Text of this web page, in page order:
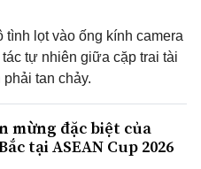
tình lọt vào ống kính camera
tự nhiên giữa cặp trai tài
tan chảy.
mừng đặc biệt của
tại ASEAN Cup 2026